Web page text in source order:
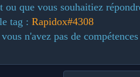
ou que vous souhaitiez
tag : Rapidox#4308
n'avez pas de